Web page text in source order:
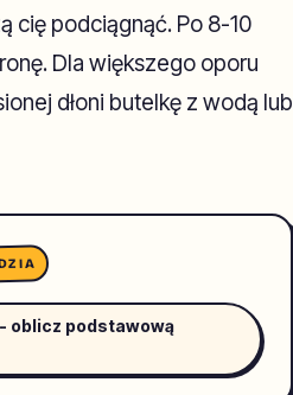
cię podciągnąć. Po 8-10
Dla większego oporu
dłoni butelkę z wodą lub
oblicz podstawową